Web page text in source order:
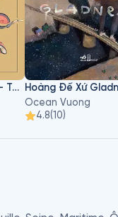
Đông Chu Liệt Quốc - Tập 3
Hoàng Đế Xứ
Ocean Vuong
4.8(10)